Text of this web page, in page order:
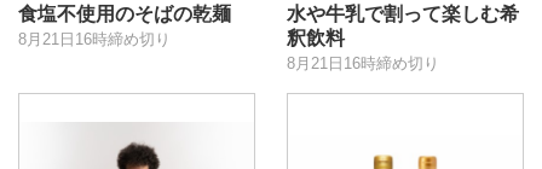
食塩不使用のそばの乾麺
8月21日16時締め切り
水や牛乳で割って楽しむ希
釈飲料
8月21日16時締め切り